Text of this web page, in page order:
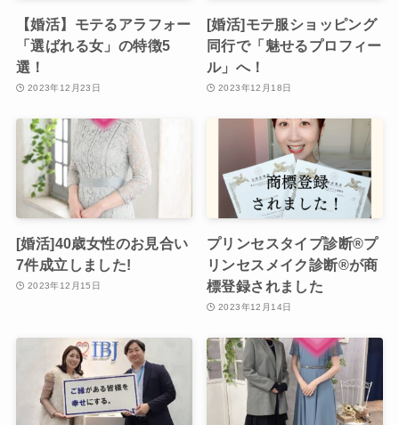
【婚活】モテるアラフォー
「選ばれる女」の特徴5
選！
2023年12月23日
[婚活]モテ服ショッピング
同行で「魅せるプロフィー
ル」へ！
2023年12月18日
[婚活]40歳女性のお見合い
7件成立しました!
2023年12月15日
プリンセスタイプ診断®︎プ
リンセスメイク診断®︎が商
標登録されました
2023年12月14日